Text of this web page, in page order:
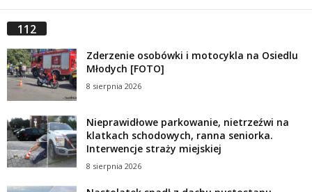
112
Zderzenie osobówki i motocykla na Osiedlu
Młodych [FOTO]
8 sierpnia 2026
Nieprawidłowe parkowanie, nietrzeźwi na
klatkach schodowych, ranna seniorka.
Interwencje straży miejskiej
8 sierpnia 2026